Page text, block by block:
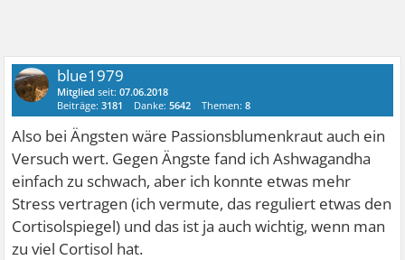
blue1979
Mitglied seit:07.06.2018
Beiträge:3181 Danke:5642 Themen:8
Also bei Ängsten wäre Passionsblumenkraut auch ein
Versuch wert. Gegen Ängste fand ich Ashwagandha
einfach zu schwach, aber ich konnte etwas mehr
Stress vertragen (ich vermute, das reguliert etwas den
Cortisolspiegel) und das ist ja auch wichtig, wenn man
zu viel Cortisol hat.